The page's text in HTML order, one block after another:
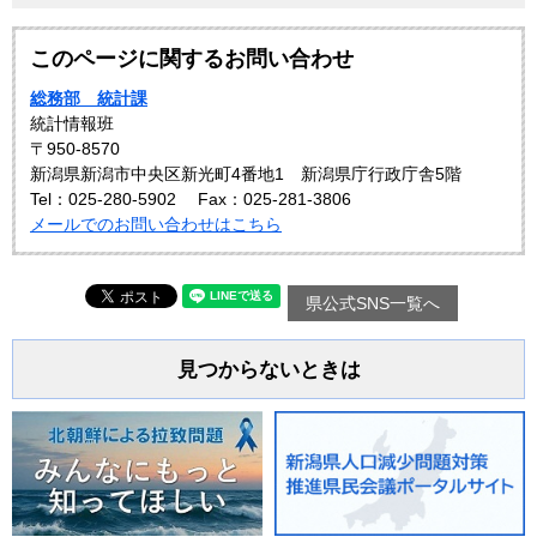
このページに関するお問い合わせ
総務部 統計課
統計情報班
〒950-8570
新潟県新潟市中央区新光町4番地1 新潟県庁行政庁舎5階
Tel：025-280-5902
Fax：025-281-3806
メールでのお問い合わせはこちら
県公式SNS一覧へ
見つからないときは